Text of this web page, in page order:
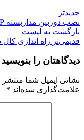
جدیدتر
نصب دوربین مداربسته IP: راهکارهای نوین برای نظارت از راه دور
بازگشت بە لیست
قدیمی‌تر راه اندازی
دیدگاهتان را بنویسید
نشانی ایمیل شما منتشر
علامت‌گذاری شده‌اند *